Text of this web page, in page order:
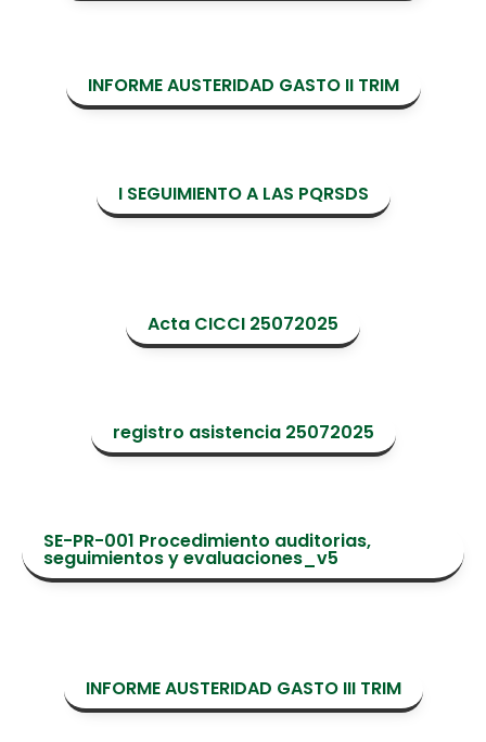
INFORME AUSTERIDAD GASTO II TRIM
I SEGUIMIENTO A LAS PQRSDS
Acta CICCI 25072025
registro asistencia 25072025
SE-PR-001 Procedimiento auditorias,
seguimientos y evaluaciones_v5
INFORME AUSTERIDAD GASTO III TRIM